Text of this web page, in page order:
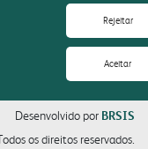
Desenvolvido por BRSIS
os direitos reservados.
Rejeitar
Aceitar